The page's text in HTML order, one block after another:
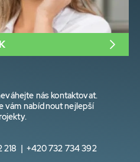
nás kontaktovat.
vám nabídnout nejlepší
218 | +420 732 734 392